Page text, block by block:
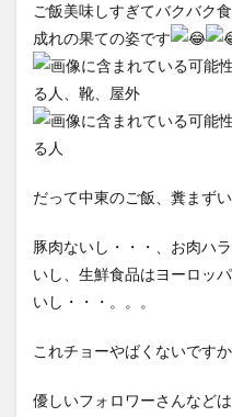
ご飯美味しすぎてバクバク
成れの果ての姿です
だって中東のご飯、糞まず
豚肉ないし・・・、お肉ハ
いし、生鮮食品はヨーロッ
いし・・・。。。
これチョーやばくないです
優しいフォロワーさんなど